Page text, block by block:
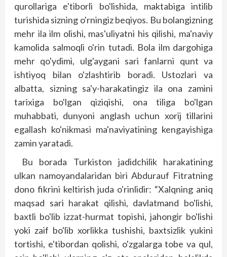
qurollariga e'tiborli bo'lishida, maktabiga intilib
turishida sizning o'rningiz beqiyos. Bu bolangizning
mehr ila ilm olishi, mas'uliyatni his qilishi, ma'naviy
kamolida salmoqli o'rin tutadi. Bola ilm dargohiga
mehr qo'ydimi, ulg'aygani sari fanlarni qunt va
ishtiyoq bilan o'zlashtirib boradi. Ustozlari va
albatta, sizning sa'y-harakatingiz ila ona zamini
tarixiga bo'lgan qiziqishi, ona tiliga bo'lgan
muhabbati, dunyoni anglash uchun xorij tillarini
egallash ko'nikmasi ma'naviyatining kengayishiga
zamin yaratadi.
Bu borada Turkiston jadidchilik harakatining
ulkan namoyandalaridan biri Abdurauf Fitratning
dono fikrini keltirish juda o'rinlidir: “Xalqning aniq
maqsad sari harakat qilishi, davlatmand bo'lishi,
baxtli bo'lib izzat-hurmat topishi, jahongir bo'lishi
yoki zaif bo'lib xorlikka tushishi, baxtsizlik yukini
tortishi, e'tibordan qolishi, o'zgalarga tobe va qul,